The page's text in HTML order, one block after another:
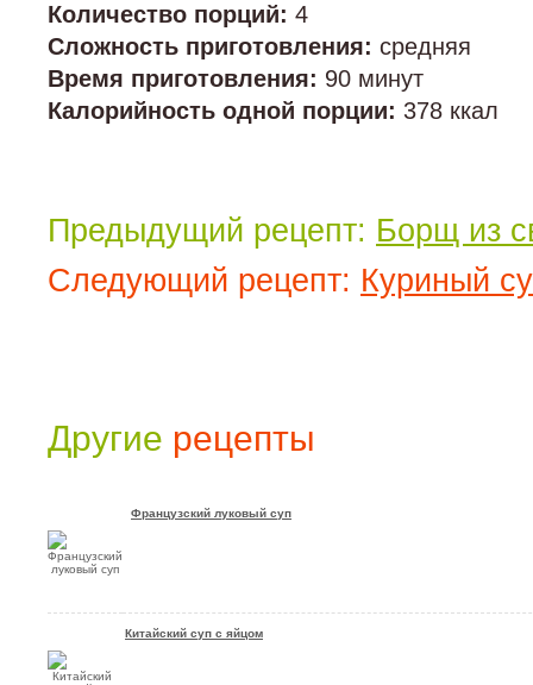
Количество порций: 4
Сложность приготовления: средняя
Время приготовления: 90 минут
Калорийность одной порции: 378 ккал
Предыдущий рецепт: Борщ из
Следующий рецепт: Куриный
Другие рецепты
Французский луковый суп
Китайский суп с яйцом